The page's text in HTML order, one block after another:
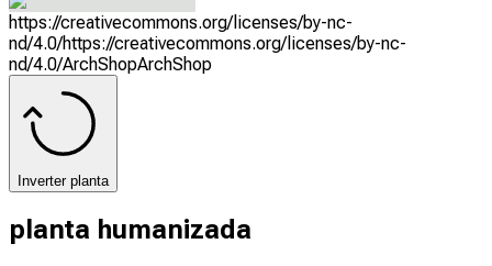
https://creativecommons.org/licenses/by-nc-
nd/4.0/https://creativecommons.org/licenses/by-nc-
nd/4.0/ArchShopArchShop
Inverter planta
planta humanizada